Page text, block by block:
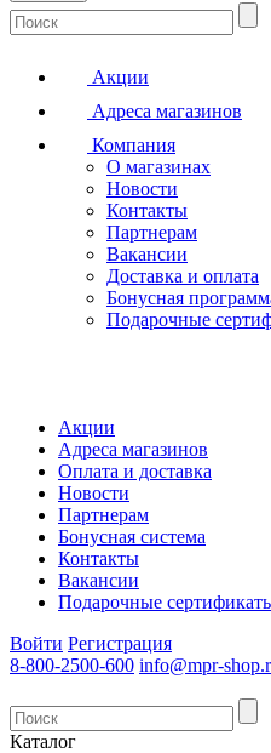
Акции
Адреса магазинов
Компания
О магазинах
Новости
Контакты
Партнерам
Вакансии
Доставка и оплата
Бонусная
Подарочные
Акции
Адреса магазинов
Оплата и доставка
Новости
Партнерам
Бонусная система
Контакты
Вакансии
Подарочные
Войти Регистрация
8-800-2500-600 info@mpr-
Каталог